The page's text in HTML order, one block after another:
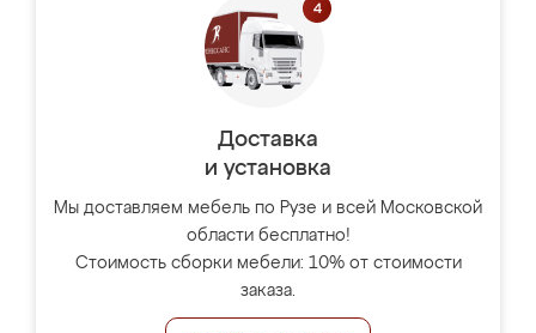
Доставка
и установка
Мы доставляем мебель по Рузе и всей Московской
области бесплатно!
Стоимость сборки мебели: 10% от стоимости
заказа.